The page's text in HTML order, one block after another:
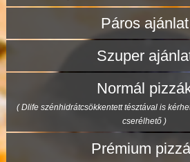
Páros ajánlat
Szuper
Normál
( Dlife szénhidrátcsökkentett tésztával is
cserélhető )
Prémium